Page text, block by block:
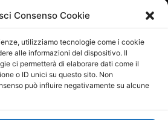
Consenso Cookie
utilizziamo tecnologie come i cookie
alle informazioni del dispositivo. Il
ci permetterà di elaborare dati come il
o ID unici su questo sito. Non
può influire negativamente su alcune
29/09/2015
Maurizio Scaglione
Maria Calabrese